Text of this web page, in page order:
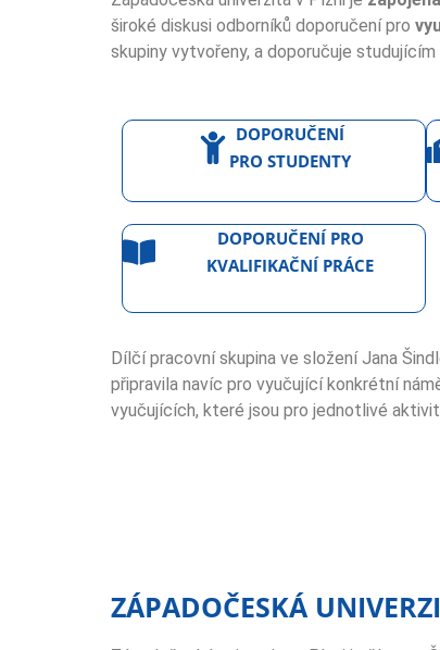
široké diskusi odborníků doporučení pro
skupiny vytvořeny, a doporučuje
DOPORUČENÍ
PRO STUDENTY
DOPORUČENÍ PRO
KVALIFIKAČNÍ PRÁCE
Dílčí pracovní skupina ve složení Jana
připravila navíc pro vyučující konkrétní
vyučujících, které jsou pro jednotlivé
ZÁPADOČESKÁ